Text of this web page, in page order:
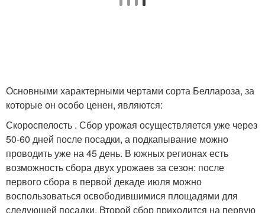
Основными характерными чертами сорта Беллароза, за
которые он особо ценен, являются:
Скороспелость . Сбор урожая осуществляется уже через
50-60 дней после посадки, а подкапывание можно
проводить уже на 45 день. В южных регионах есть
возможность сбора двух урожаев за сезон: после
первого сбора в первой декаде июля можно
воспользоваться освободившимися площадями для
следующей посадки. Второй сбор приходится на первую